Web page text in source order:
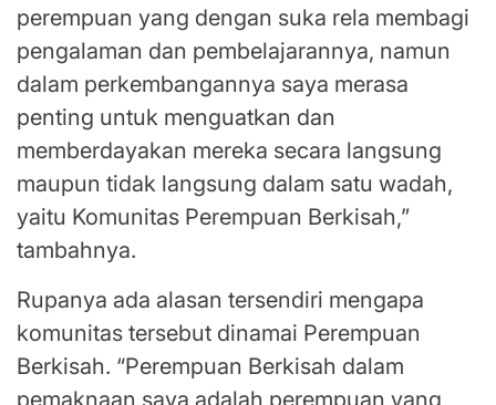
perempuan yang dengan suka rela membagi
pengalaman dan pembelajarannya, namun
dalam perkembangannya saya merasa
penting untuk menguatkan dan
memberdayakan mereka secara langsung
maupun tidak langsung dalam satu wadah,
yaitu Komunitas Perempuan Berkisah,”
tambahnya.
Rupanya ada alasan tersendiri mengapa
komunitas tersebut dinamai Perempuan
Berkisah. “Perempuan Berkisah dalam